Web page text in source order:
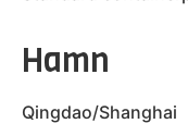
Hamn
Qingdao/Shanghai